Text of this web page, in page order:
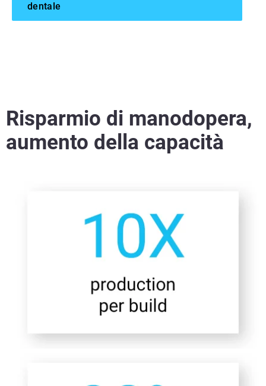
dentale
Risparmio di manodopera,
aumento della capacità